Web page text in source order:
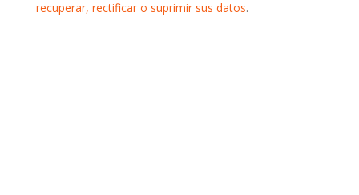
recuperar, rectificar o suprimir sus datos.